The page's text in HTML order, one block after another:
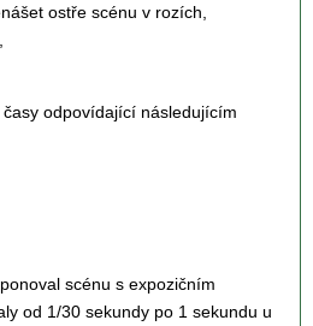
ostře scénu v rozích,
odpovídající následujícím
scénu s expozičním
od 1/30 sekundy po 1 sekundu u